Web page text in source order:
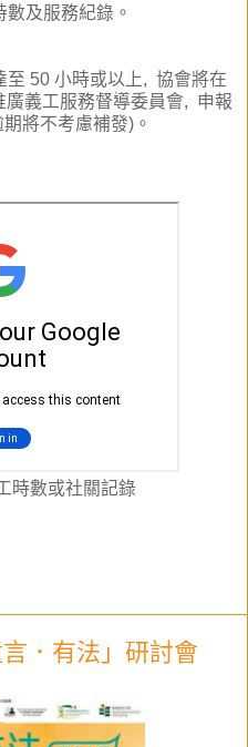
及服務紀錄。
至 50 小時或以上, 協會將在
義工服務督導委員會, 申報
將不考慮補發)。
時數或社關記錄
．有法」研討會